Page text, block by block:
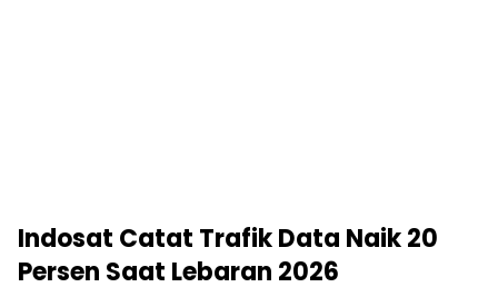
Indosat Catat Trafik Data Naik 20
Persen Saat Lebaran 2026